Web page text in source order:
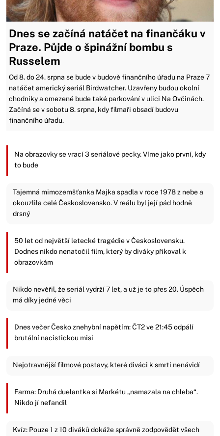
Dnes se začíná natáčet na finančáku v
Praze. Půjde o špinážní bombu s
Russelem
Od 8. do 24. srpna se bude v budově finančního úřadu na Praze 7
natáčet americký seriál Birdwatcher. Uzavřeny budou okolní
chodníky a omezené bude také parkování v ulici Na Ovčinách.
Začíná se v sobotu 8. srpna, kdy filmaři obsadí budovu
finančního úřadu.
Na obrazovky se vrací 3 seriálové pecky. Víme jako první, kdy
to bude
Tajemná mimozemšťanka Majka spadla v roce 1978 z nebe a
okouzlila celé Československo. V reálu byl její pád hodně
drsný
50 let od největší letecké tragédie v Československu.
Dodnes nikdo nenatočil film, který by diváky přikoval k
obrazovkám
Nikdo nevěřil, že seriál vydrží 7 let, a už je to přes 20. Úspěch
má díky jedné věci
Dnes večer Česko znehybní napětím: ČT2 ve 21:45 odpálí
brutální nacistickou misi
Nejotravnější filmové postavy, které diváci k smrti nenávidí
Farma: Druhá duelantka si Markétu „namazala na chleba“.
Nikdo jí nefandil
Kvíz: Pouze 1 z 10 diváků dokáže správně zodpovědět všech